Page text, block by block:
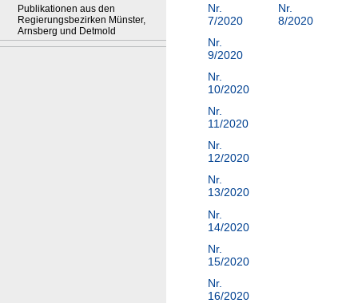
Publikationen aus den
Regierungsbezirken Münster,
Arnsberg und Detmold
Nr.
7/2020
Nr.
8/2020
Nr.
9/2020
Nr.
10/2020
Nr.
11/2020
Nr.
12/2020
Nr.
13/2020
Nr.
14/2020
Nr.
15/2020
Nr.
16/2020